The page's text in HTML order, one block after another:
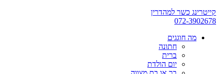
קייטרינג כשר למהדרין
072-3902678
מה חוגגים
חתונה
ברית
יום הולדת